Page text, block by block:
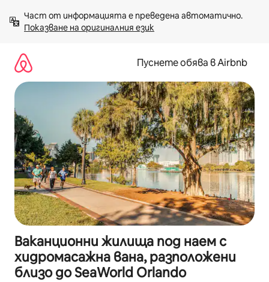
към
съдържанието
Показване на оригиналния език
Пуснете обява в Airbnb
Ваканционни жилища под наем с
хидромасажна вана, разположени
близо до SeaWorld Orlando